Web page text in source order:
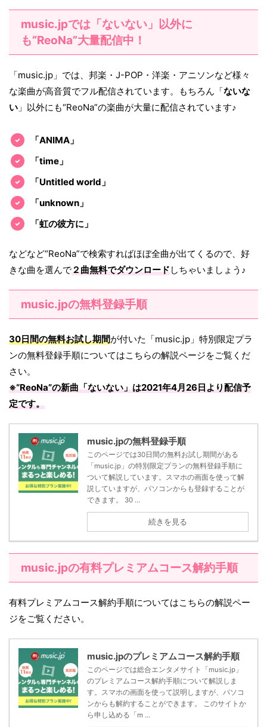
music.jpでは「ないない」以外に
も“ReoNa”大量配信中！
「music.jp」では、邦楽・J-POP・洋楽・アニソンなど様々
な楽曲が高音質でフル配信されています。もちろん「ないな
い 」以外にも“ReoNa”の楽曲が大量に配信されています♪
「ANIMA」
「time」
「Untitled world」
「unknown」
「虹の彼方に」
などなど“ReoNa”で検索すればほぼ全曲が出てくるので、好
きな曲を選んで２曲無料でダウンロードしちゃいましょう♪
music.jpの無料登録手順
30日間の無料お試し期間が付いた「music.jp」特別限定プラ
ンの無料登録手順についてはこちらの解説ページをご覧くだ
さい。
※“ReoNa”の新曲「ないない」は2021年4月26日より配信予
定です。
music.jpの無料登録手順
このページでは30日間の無料お試し期間がある
「music.jp」の特別限定プランの無料登録手順に
ついて解説しています。スマホの画面を使って解
説していますが、パソコンからも登録することが
できます。 30 ...
続きを見る
music.jpの有料プレミアムコース解約手順
有料プレミアムコース解約手順についてはこちらの解説ペー
ジをご覧ください。
music.jpのプレミアムコース解約手順
このページでは総合エンタメサイト「music.jp」
のプレミアムコース解約手順について解説しま
す。スマホの画面を使って説明しますが、パソコ
ンからも解約することができます。 このサイトか
ら申し込める「m ...